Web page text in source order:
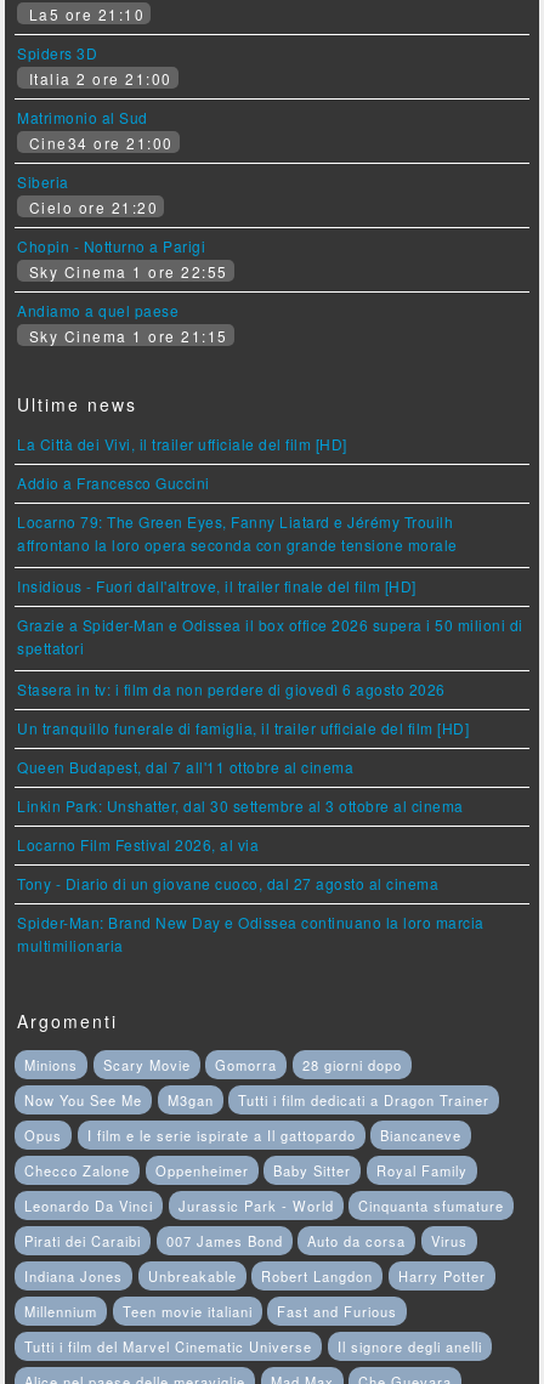
La5 ore 21:10
Spiders 3D
Italia 2 ore 21:00
Matrimonio al Sud
Cine34 ore 21:00
Siberia
Cielo ore 21:20
Chopin - Notturno a Parigi
Sky Cinema 1 ore 22:55
Andiamo a quel paese
Sky Cinema 1 ore 21:15
Ultime news
La Città dei Vivi, il trailer ufficiale del film [HD]
Addio a Francesco Guccini
Locarno 79: The Green Eyes, Fanny Liatard e Jérémy Trouilh
affrontano la loro opera seconda con grande tensione morale
Insidious - Fuori dall'altrove, il trailer finale del film [HD]
Grazie a Spider-Man e Odissea il box office 2026 supera i 50 milioni di
spettatori
Stasera in tv: i film da non perdere di giovedì 6 agosto 2026
Un tranquillo funerale di famiglia, il trailer ufficiale del film [HD]
Queen Budapest, dal 7 all'11 ottobre al cinema
Linkin Park: Unshatter, dal 30 settembre al 3 ottobre al cinema
Locarno Film Festival 2026, al via
Tony - Diario di un giovane cuoco, dal 27 agosto al cinema
Spider-Man: Brand New Day e Odissea continuano la loro marcia
multimilionaria
Argomenti
Minions Scary Movie Gomorra
28 giorni dopo
Now You See Me
M3gan
Tutti i film dedicati a Dragon Trainer
Opus
I film e le serie ispirate a Il gattopardo
Biancaneve
Checco Zalone
Oppenheimer Baby Sitter
Royal Family
Leonardo Da Vinci
Jurassic Park - World
Cinquanta sfumature
Pirati dei Caraibi
007 James Bond Auto da corsa
Virus
Indiana Jones
Unbreakable Robert Langdon
Harry Potter
Millennium
Teen movie italiani
Fast and Furious
Tutti i film del Marvel Cinematic Universe
Il signore degli anelli